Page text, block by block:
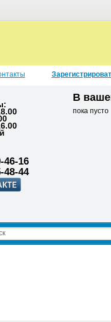
46-16
48-44
В
пока пусто